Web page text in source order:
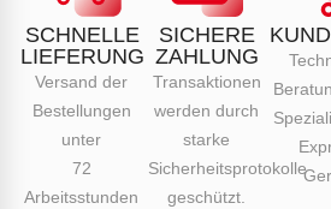
SCHNELLE
LIEFERUNG
Versand der
Bestellungen
unter
72
Arbeitsstunden
SICHERE
ZAHLUNG
Transaktionen
werden durch
starke
Sicherheitsprotokolle
geschützt.